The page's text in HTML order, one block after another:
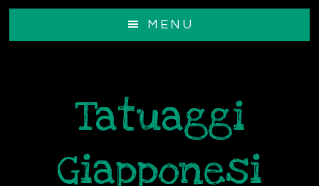
MENU
Tatuaggi
Giapponesi